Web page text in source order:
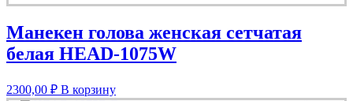
Манекен голова женская сетчатая
белая HEAD-1075W
2300,00 ₽ В корзину